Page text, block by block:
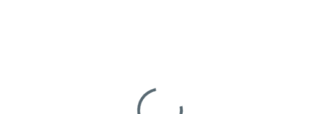
Loading...